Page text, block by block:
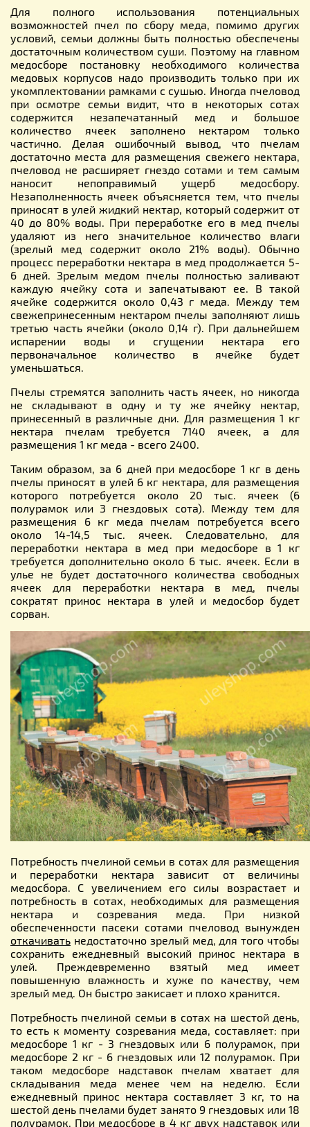
Для полного использования потенциальных
возможностей пчел по сбору меда, помимо других
условий, семьи должны быть полностью обеспечены
достаточным количеством суши. Поэтому на главном
медосборе постановку необходимого количества
медовых корпусов надо производить только при их
укомплектовании рамками с сушью. Иногда пчеловод
при осмотре семьи видит, что в некоторых сотах
содержится незапечатанный мед и большое
количество ячеек заполнено нектаром только
частично. Делая ошибочный вывод, что пчелам
достаточно места для размещения свежего нектара,
пчеловод не расширяет гнездо сотами и тем самым
наносит непоправимый ущерб медосбору.
Незаполненность ячеек объясняется тем, что пчелы
приносят в улей жидкий нектар, который содержит от
40 до 80% воды. При переработке его в мед пчелы
удаляют из него значительное количество влаги
(зрелый мед содержит около 21% воды). Обычно
процесс переработки нектара в мед продолжается 5-
6 дней. Зрелым медом пчелы полностью заливают
каждую ячейку сота и запечатывают ее. В такой
ячейке содержится около 0,43 г меда. Между тем
свежепринесенным нектаром пчелы заполняют лишь
третью часть ячейки (около 0,14 г). При дальнейшем
испарении воды и сгущении нектара его
первоначальное количество в ячейке будет
уменьшаться.
Пчелы стремятся заполнить часть ячеек, но никогда
не складывают в одну и ту же ячейку нектар,
принесенный в различные дни. Для размещения 1 кг
нектара пчелам требуется 7140 ячеек, а для
размещения 1 кг меда - всего 2400.
Таким образом, за 6 дней при медосборе 1 кг в день
пчелы приносят в улей 6 кг нектара, для размещения
которого потребуется около 20 тыс. ячеек (6
полурамок или 3 гнездовых сота). Между тем для
размещения 6 кг меда пчелам потребуется всего
около 14-14,5 тыс. ячеек. Следовательно, для
переработки нектара в мед при медосборе в 1 кг
требуется дополнительно около 6 тыс. ячеек. Если в
улье не будет достаточного количества свободных
ячеек для переработки нектара в мед, пчелы
сократят принос нектара в улей и медосбор будет
сорван.
Потребность пчелиной семьи в сотах для размещения
и переработки нектара зависит от величины
медосбора. С увеличением его силы возрастает и
потребность в сотах, необходимых для размещения
нектара и созревания меда. При низкой
обеспеченности пасеки сотами пчеловод вынужден
откачивать недостаточно зрелый мед, для того чтобы
сохранить ежедневный высокий принос нектара в
улей. Преждевременно взятый мед имеет
повышенную влажность и хуже по качеству, чем
зрелый мед. Он быстро закисает и плохо хранится.
Потребность пчелиной семьи в сотах на шестой день,
то есть к моменту созревания меда, составляет: при
медосборе 1 кг - 3 гнездовых или 6 полурамок, при
медосборе 2 кг - 6 гнездовых или 12 полурамок. При
таком медосборе надставок пчелам хватает для
складывания меда менее чем на неделю. Если
ежедневный принос нектара составляет 3 кг, то на
шестой день пчелами будет занято 9 гнездовых или 18
полурамок. При медосборе в 4 кг двух надставок или